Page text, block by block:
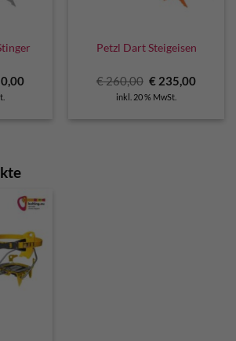
Aktueller
Petzl Dart Steigeisen
€260,00 Ursprünglicher
Preis
war:
€ 235,00
inkl. 20 % MwSt.